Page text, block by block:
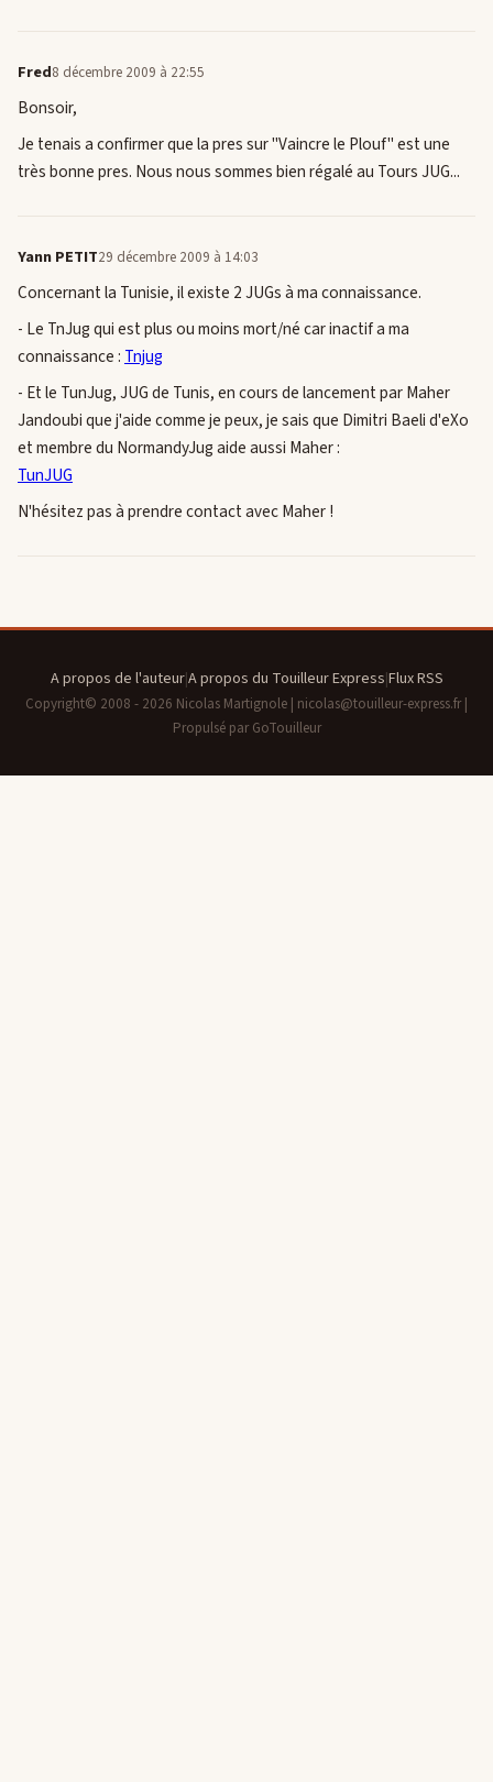
Fred8 décembre 2009 à 22:55
Bonsoir,
Je tenais a confirmer que la pres sur "Vaincre le Plouf" est une
très bonne pres. Nous nous sommes bien régalé au Tours JUG...
Yann PETIT29 décembre 2009 à 14:03
Concernant la Tunisie, il existe 2 JUGs à ma connaissance.
- Le TnJug qui est plus ou moins mort/né car inactif a ma
connaissance : Tnjug
- Et le TunJug, JUG de Tunis, en cours de lancement par Maher
Jandoubi que j'aide comme je peux, je sais que Dimitri Baeli d'eXo
et membre du NormandyJug aide aussi Maher :
TunJUG
N'hésitez pas à prendre contact avec Maher !
A propos de l'auteur|A propos du Touilleur Express|Flux RSS
Copyright© 2008 - 2026 Nicolas Martignole | nicolas@touilleur-express.fr |
Propulsé par GoTouilleur